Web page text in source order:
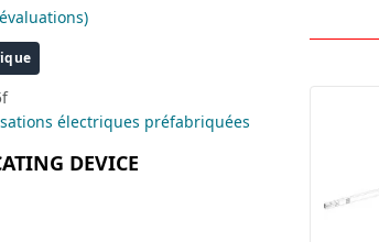
électriques préfabriquées
DEVICE